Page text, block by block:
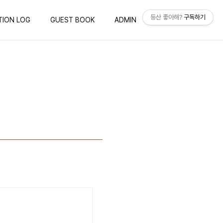
LOG GUEST BOOK ADMIN WRITE
등산 좋아해? 구독하기